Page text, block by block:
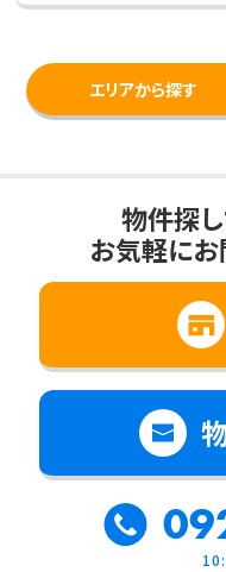
エリアから探す
物件探し
お気軽に